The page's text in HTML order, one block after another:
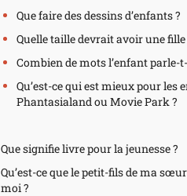
Que faire des dessins d’enfants ?
Quelle taille devrait avoir une fille
Combien de mots l’enfant parle-
Qu’est-ce qui est mieux pour les
Phantasialand ou Movie Park ?
Que signifie livre pour la jeunesse ?
Qu’est-ce que le petit-fils de ma
moi ?